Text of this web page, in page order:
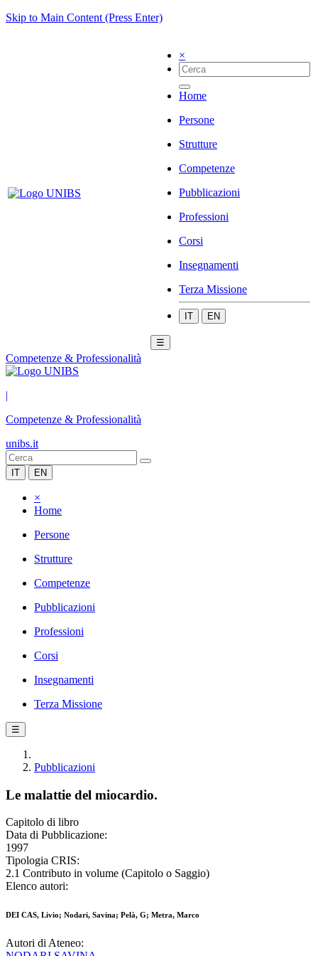
Skip to Main Content (Press Enter)
×
Home
Persone
Strutture
Competenze
Pubblicazioni
Professioni
Corsi
Insegnamenti
Terza Missione
IT EN
☰
Competenze & Professionalità
|
Competenze & Professionalità
unibs.it
IT EN
×
Home
Persone
Strutture
Competenze
Pubblicazioni
Professioni
Corsi
Insegnamenti
Terza Missione
☰
Pubblicazioni
Le malattie del miocardio.
Capitolo di libro
Data di Pubblicazione:
1997
Tipologia CRIS:
2.1 Contributo in volume (Capitolo o Saggio)
Elenco autori:
DEI CAS, Livio; Nodari, Savina; Pelà, G; Metra, Marco
Autori di Ateneo: